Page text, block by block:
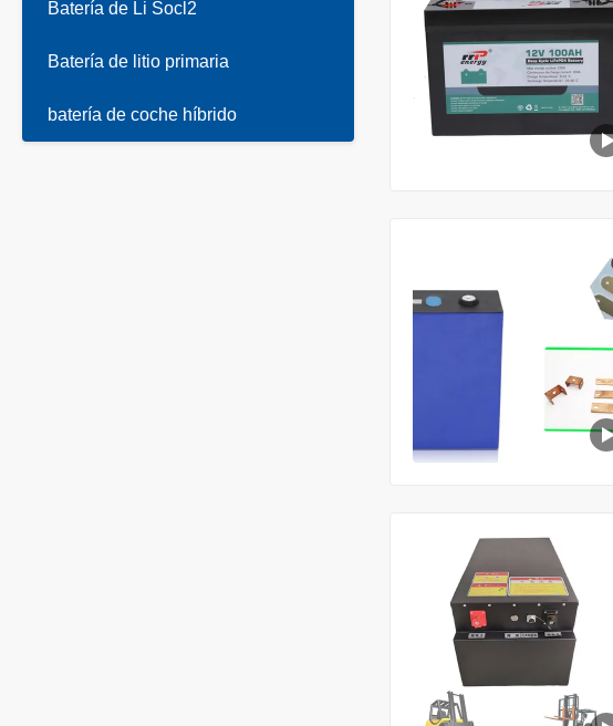
Batería de Li Socl2
Batería de litio primaria
batería de coche híbrido